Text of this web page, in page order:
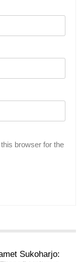
browser for the
Sukoharjo: